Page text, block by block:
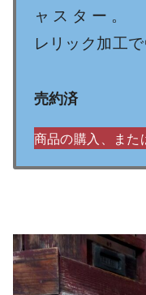
ャスター。
レリック加工
売約済
商品の購入、また